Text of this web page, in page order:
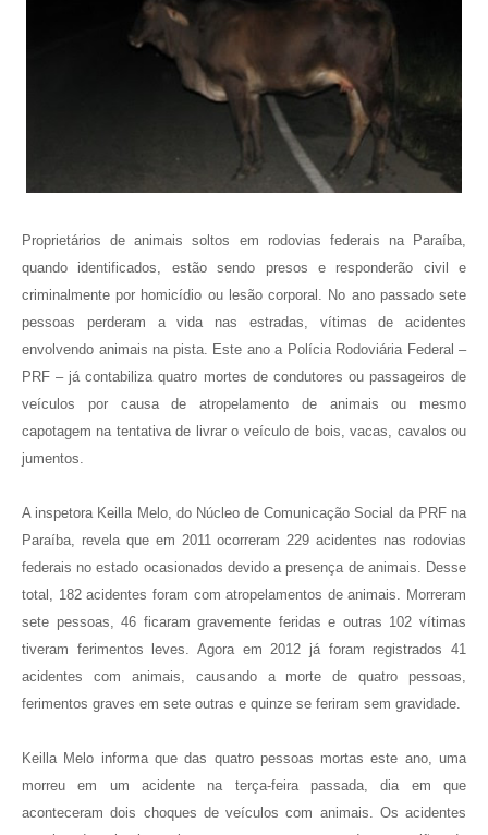
Proprietários de animais soltos em rodovias federais na Paraíba,
quando identificados, estão sendo presos e responderão civil e
criminalmente por homicídio ou lesão corporal. No ano passado sete
pessoas perderam a vida nas estradas, vítimas de acidentes
envolvendo animais na pista. Este ano a Polícia Rodoviária Federal –
PRF – já contabiliza quatro mortes de condutores ou passageiros de
veículos por causa de atropelamento de animais ou mesmo
capotagem na tentativa de livrar o veículo de bois, vacas, cavalos ou
jumentos.
A inspetora Keilla Melo, do Núcleo de Comunicação Social da PRF na
Paraíba, revela que em 2011 ocorreram 229 acidentes nas rodovias
federais no estado ocasionados devido a presença de animais. Desse
total, 182 acidentes foram com atropelamentos de animais. Morreram
sete pessoas, 46 ficaram gravemente feridas e outras 102 vítimas
tiveram ferimentos leves. Agora em 2012 já foram registrados 41
acidentes com animais, causando a morte de quatro pessoas,
ferimentos graves em sete outras e quinze se feriram sem gravidade.
Keilla Melo informa que das quatro pessoas mortas este ano, uma
morreu em um acidente na terça-feira passada, dia em que
aconteceram dois choques de veículos com animais. Os acidentes